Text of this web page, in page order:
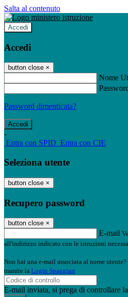
Salta al contenuto
Accedi
Accedi
button close ×
Nome
Password dimenticata?
-
Entra con SPID Entra con CIE
Seleziona utente
button close ×
Recupero password
button close ×
E-mail
all'indirizzo indicato con le istruzioni
Non hai una e-mail associata al nome
tramite la Login Spaggiari
E-mail inviata, si prega di controllare